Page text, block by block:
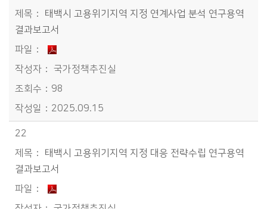
태백시 고용위기지역 지정 연계사업 분석 연구용역
결과보고서
국가정책추진실
98
2025.09.15
22
태백시 고용위기지역 지정 대응 전략수립 연구용역
결과보고서